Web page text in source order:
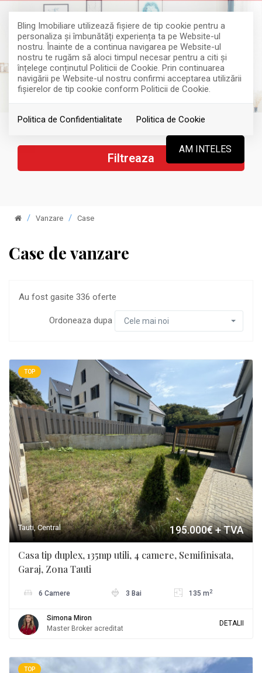
Bling Imobiliare utilizează fişiere de tip cookie pentru a
personaliza și îmbunătăți experiența ta pe Website-ul
nostru. Înainte de a continua navigarea pe Website-ul
nostru te rugăm să aloci timpul necesar pentru a citi și
înțelege conținutul Politicii de Cookie. Prin continuarea
navigării pe Website-ul nostru confirmi acceptarea utilizării
fişierelor de tip cookie conform Politicii de Cookie.
Politica de Confidentialitate Politica de Cookie
AM INTELES
Filtreaza
Vanzare Case
Case de vanzare
Au fost gasite 336 oferte
Ordoneaza dupa Cele mai noi
TOP
Tauti, Central 195.000€+ TVA
Casa tip duplex, 135mp utili, 4 camere, Semifinisata,
Garaj, Zona Tauti
6 Camere 3 Bai 135 m 2
Simona Miron
Master Broker acreditat
DETALII
TOP